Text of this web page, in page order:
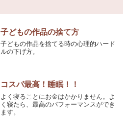
子どもの作品の捨て方
子どもの作品を捨てる時の心理的ハード
ルの下げ方。
コスパ最高！睡眠！！
よく寝ることにお金はかかりません。よ
く寝たら、最高のパフォーマンスができ
ます。